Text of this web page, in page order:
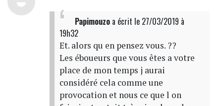
Papimouzoa écrit le 27/03/2019 à
19h32
Et. alors qu en pensez vous. ??
Les éboueurs que vous êtes a votre
place de mon temps j aurai
considéré cela comme une
provocation et nous ce que l on